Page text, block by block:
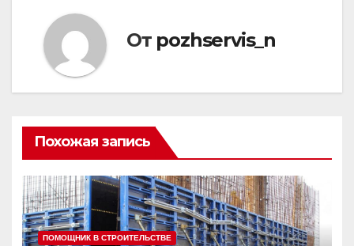
От pozhservis_n
Похожая запись
ПОМОЩНИК В СТРОИТЕЛЬСТВЕ